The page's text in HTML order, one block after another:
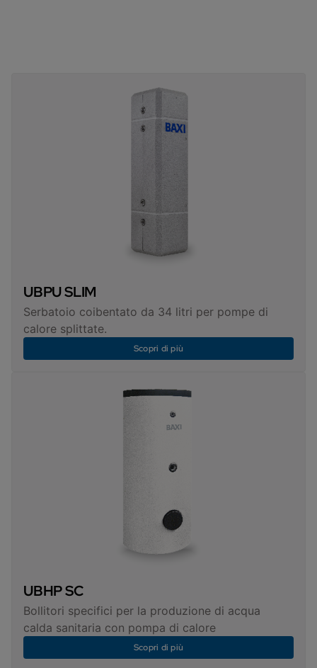
UBPU SLIM
Serbatoio coibentato da 34 litri per pompe di
calore splittate.
Scopri di più
UBHP SC
Bollitori specifici per la produzione di acqua
calda sanitaria con pompa di calore
Scopri di più